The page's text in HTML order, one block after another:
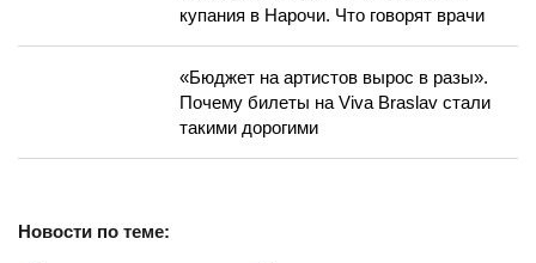
купания в Нарочи. Что говорят врачи
«Бюджет на артистов вырос в разы».
Почему билеты на Viva Braslav стали
такими дорогими
Новости по теме: